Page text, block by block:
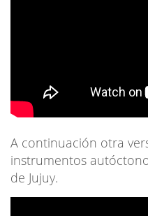
A continuación otra
instrumentos
de Jujuy.